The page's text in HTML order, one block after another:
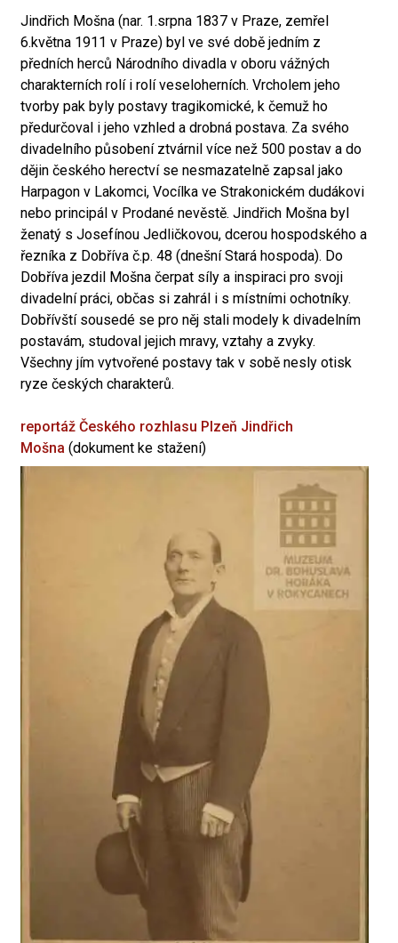
Jindřich Mošna (nar. 1.srpna 1837 v Praze, zemřel
6.května 1911 v Praze) byl ve své době jedním z
předních herců Národního divadla v oboru vážných
charakterních rolí i rolí veseloherních. Vrcholem jeho
tvorby pak byly postavy tragikomické, k čemuž ho
předurčoval i jeho vzhled a drobná postava. Za svého
divadelního působení ztvárnil více než 500 postav a do
dějin českého herectví se nesmazatelně zapsal jako
Harpagon v Lakomci, Vocílka ve Strakonickém dudákovi
nebo principál v Prodané nevěstě. Jindřich Mošna byl
ženatý s Josefínou Jedličkovou, dcerou hospodského a
řezníka z Dobříva č.p. 48 (dnešní Stará hospoda). Do
Dobříva jezdil Mošna čerpat síly a inspiraci pro svoji
divadelní práci, občas si zahrál i s místními ochotníky.
Dobřívští sousedé se pro něj stali modely k divadelním
postavám, studoval jejich mravy, vztahy a zvyky.
Všechny jím vytvořené postavy tak v sobě nesly otisk
ryze českých charakterů.
reportáž Českého rozhlasu Plzeň Jindřich
Mošna (dokument ke stažení)